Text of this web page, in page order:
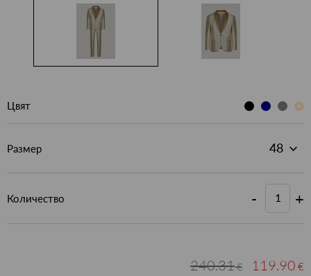
Цвят
Размер
Количество - +
240.31€ 119.90 €